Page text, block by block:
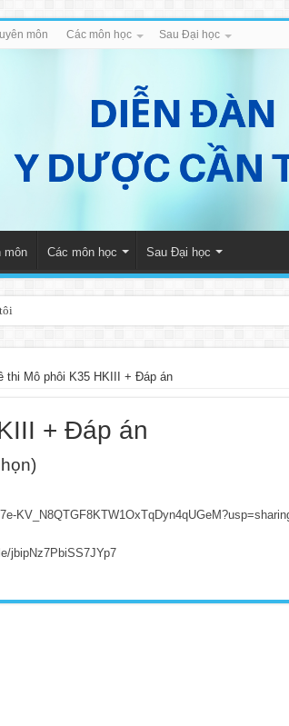
môn Các môn học Sau Đại học
môn Các môn học Sau Đại học
thi Mô phôi K35 HKIII + Đáp án
+ Đáp án
jbipNz7PbiSS7JYp7